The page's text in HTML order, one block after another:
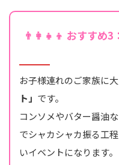
👨‍👩‍👧‍👦 おすすめ
お子様連れのご家族に大
ト」 です。
コンソメやバター醤油
でシャカシャカ振る工
いイベントになります。